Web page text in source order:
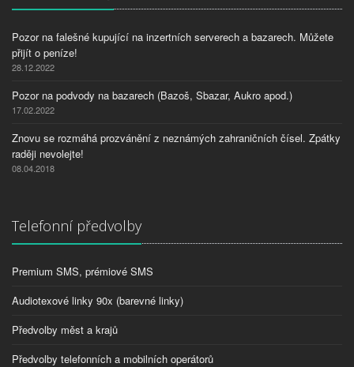
Pozor na falešné kupující na inzertních serverech a bazarech. Můžete
přijít o peníze!
28.12.2022
Pozor na podvody na bazarech (Bazoš, Sbazar, Aukro apod.)
17.02.2022
Znovu se rozmáhá prozvánění z neznámých zahraničních čísel. Zpátky
raději nevolejte!
08.04.2018
Telefonní předvolby
Premium SMS, prémiové SMS
Audiotexové linky 90x (barevné linky)
Předvolby měst a krajů
Předvolby telefonních a mobilních operátorů